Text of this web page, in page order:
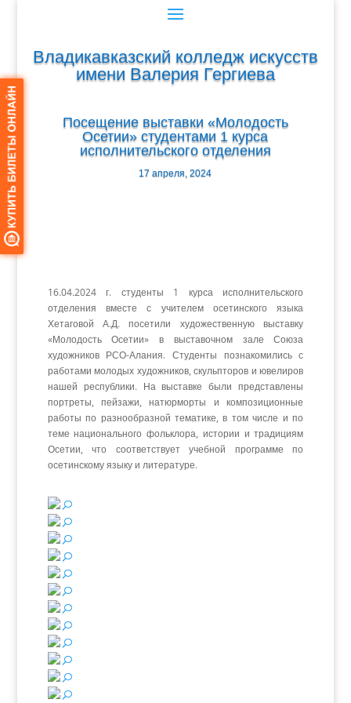
Владикавказский колледж искусств
имени Валерия Гергиева
Посещение выставки «Молодость
Осетии» студентами 1 курса
исполнительского отделения
17 апреля, 2024
16.04.2024 г. студенты 1 курса исполнительского
отделения вместе с учителем осетинского языка
Хетаговой А.Д. посетили художественную выставку
«Молодость Осетии» в выставочном зале Союза
художников РСО-Алания. Студенты познакомились с
работами молодых художников, скульпторов и ювелиров
нашей республики. На выставке были представлены
портреты, пейзажи, натюрморты и композиционные
работы по разнообразной тематике, в том числе и по
теме национального фольклора, истории и традициям
Осетии, что соответствует учебной программе по
осетинскому языку и литературе.